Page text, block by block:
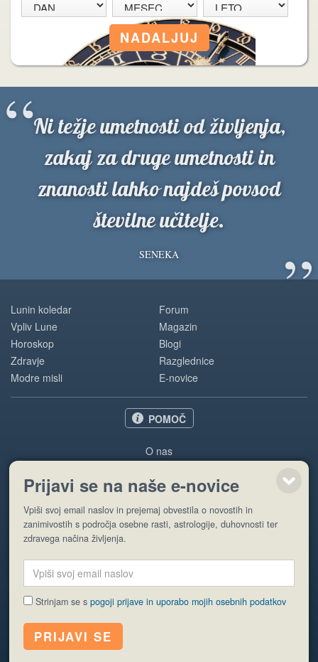
Ni težje umetnosti od življenja,
zakaj za druge umetnosti in
znanosti lahko najdeš povsod
številne učitelje.
SENEKA ”
“
Lunin koledar
Vpliv Lune
Horoskop
Zdravje
Modre misli
Forum
Magazin
Blogi
Razglednice
E-novice
POMOČ
O nas
Pogoji uporabe
Pošlji stran
© EyeCatching. Vse pravice so pridržane.
Prijavi se na naše e-novice
Vpiši svoj email naslov in prejemaj obvestila o novostih in
zanimivostih s področja osebne rasti, astrologije, duhovnosti ter
zdravega načina življenja.
Strinjam se spogoji prijave in uporabo mojih osebnih podatkov